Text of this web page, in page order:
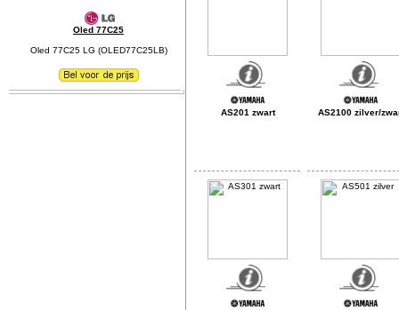
Oled 77C25
Oled 77C25 LG (OLED77C25LB)
AS201 zwart AS2100 zilver/